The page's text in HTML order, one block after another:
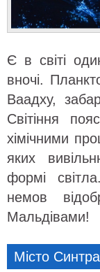
Є в світі
вночі.
Ваадху,
Світіння
хімічними
яких
формі
немов
Мальдівами!
Місто